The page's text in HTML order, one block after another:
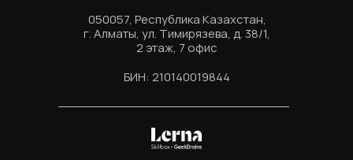
050057, Республика Казахстан,
г. Алматы, ул. Тимирязева, д. 38/1,
2 этаж, 7 офис
БИН: 210140019844